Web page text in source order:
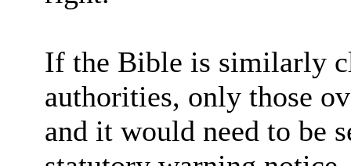
If the Bible is similarly
authorities, only those
and it would need to be